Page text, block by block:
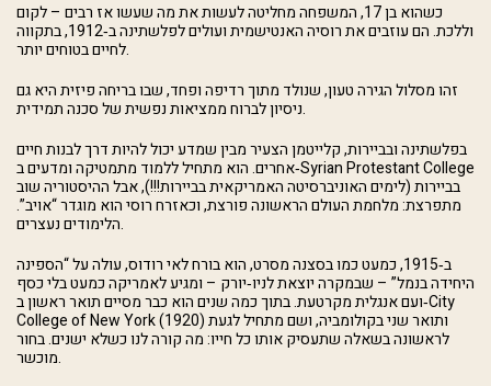
כשהוא בן 17, המשפחה מחליטה לעשות את מה שעשו אז רבים – לקום
וללכת. הם עוזבים את רוסיה האנטישמית ועולים לפלשתינה ב‑1912, בתקווה
לחיים בטוחים יותר.
זהו מסלול הגירה טעון, שנולד מתוך רדיפה ופחד, שבו בריחה פיזית היא גם
ניסיון לברוח ממציאות נפשית של סכנה תמידית.
בפלשתינה ובביירות, קלייטמן הצעיר מבין שמדע יכול להיות דרך לבנות חיים
אחרים. הוא מתחיל ללמוד מתמטיקה ומדעים ב‑Syrian Protestant College
בביירות (לימים האוניברסיטה האמריקאית בביירות!!!), אבל ההיסטוריה שוב
מתפרצת: מלחמת העולם הראשונה פורצת, וכאזרח רוסי הוא מוגדר “אויב”.
הלימודים נעצרים.
ב‑1915, כמעט כמו בסצנה מסרט, הוא בורח לאי רודוס, עולה על “הספינה
היחידה בנמל” – שבמקרה יוצאת לניו‑יורק – ומגיע לאמריקה כמעט בלי כסף
ועם אנגלית מקרטעת. בתוך כמה שנים הוא כבר מסיים תואר ראשון ב‑City
College of New York (1920) ותואר שני בקולומביה, ושם מתחיל לגעת
לראשונה בשאלה שתעסיק אותו כל חייו: מה קורה לנו כשלא ישנים. בחור
מוכשר.